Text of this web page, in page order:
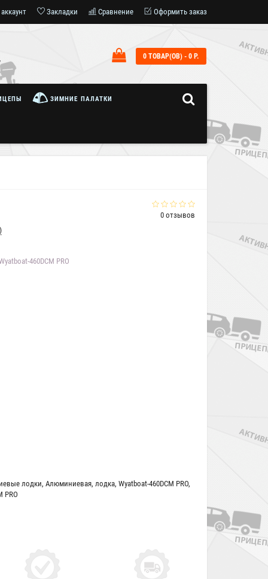
Закладки Сравнение Оформить заказ
0 ТОВАР(ОВ) - 0 Р.
ЗИМНИЕ ПАЛАТКИ
0 отзывов
460DСМ PRO
лодки, Алюминиевая, лодка, Wyatboat-460DСМ PRO,
PRO